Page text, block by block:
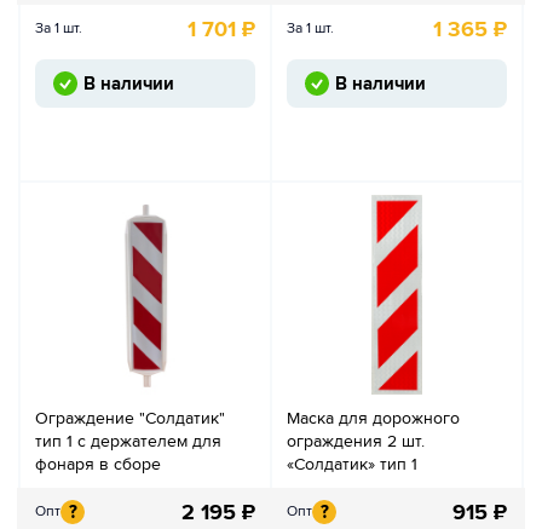
За 1 шт. 1 701 ₽
В наличии
За 1 шт. 1 365 ₽
В наличии
Ограждение "Солдатик"
тип 1 с держателем для
фонаря в сборе
Опт ? 2 195 ₽
Маска для дорожного
ограждения 2 шт.
«Солдатик» тип 1
Опт ? 915 ₽